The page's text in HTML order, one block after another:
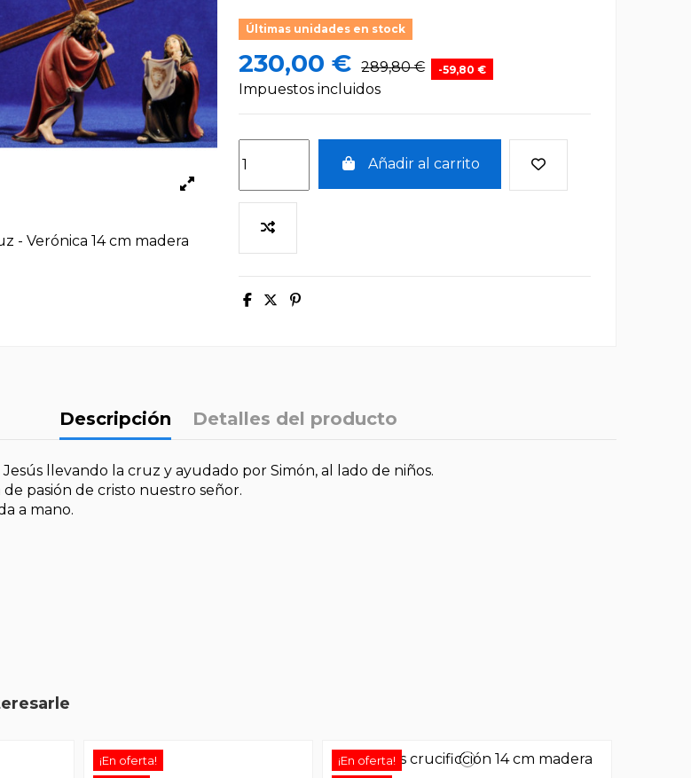
Últimas unidades en stock
230,00 € 289,80 € -59,80 €
Impuestos incluidos
Añadir al carrito
Descripción Detalles del producto
llevando la cruz y ayudado por Simón, al lado de niños.
de pasión de cristo nuestro señor.
a mano.
¡En oferta!
¡En oferta!